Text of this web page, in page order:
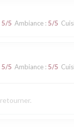
5/5 Ambiance: 5/5
5/5 Ambiance: 5/5